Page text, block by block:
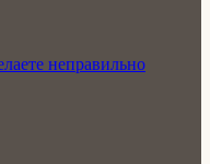
неправильно